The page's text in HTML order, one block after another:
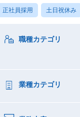
正社員採用 土日祝休み
職種カテゴリ
業種カテゴリ